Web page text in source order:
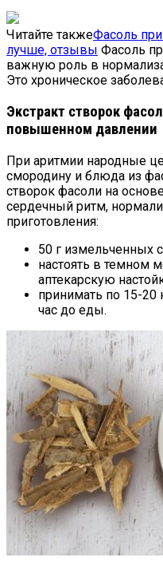
Читайте такжеФасоль при
лучше, отзывы Фасоль
важную роль в
Это хроническое
Экстракт створок
повышенном давлении
При аритмии народные
смородину и блюда из
створок фасоли на
сердечный ритм,
приготовления:
50 г измельченных
настоять в темном
аптекарскую
принимать по 15-20
час до еды.